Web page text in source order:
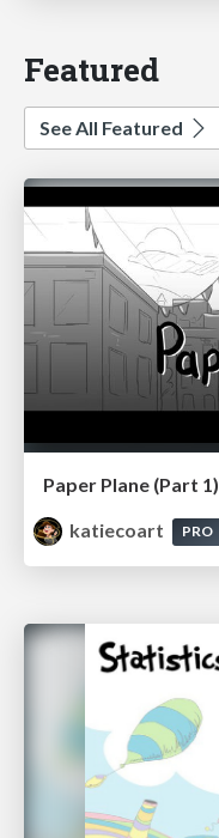
Featured
See All Featured
Paper Plane (Part 1)
katiecoart
PRO